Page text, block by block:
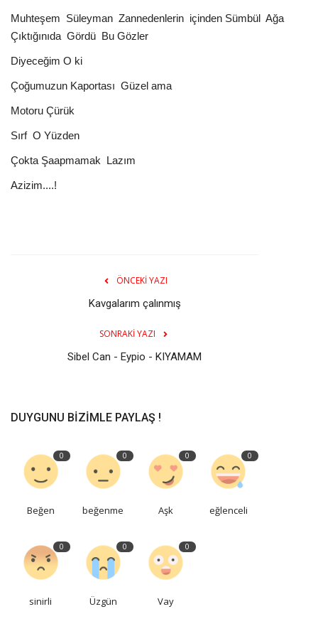
Muhteşem Süleyman Zannedenlerin içinden Sümbül Ağa
Çıktığınıda Gördü Bu Gözler
Diyeceğim O ki
Çoğumuzun Kaportası Güzel ama
Motoru Çürük
Sırf O Yüzden
Çokta Şaapmamak Lazım
Azizim....!
ÖNCEKI YAZI
Kavgalarım çalınmış
SONRAKI YAZI
Sibel Can - Eypio - KIYAMAM
DUYGUNU BIZIMLE PAYLAŞ !
0
Beğen
0
beğenme
0
Aşk
0
eğlenceli
0
sinirli
0
Üzgün
0
Vay